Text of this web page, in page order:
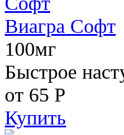
Виагра Софт
100мг
Быстрое
от 65 Р
Купить